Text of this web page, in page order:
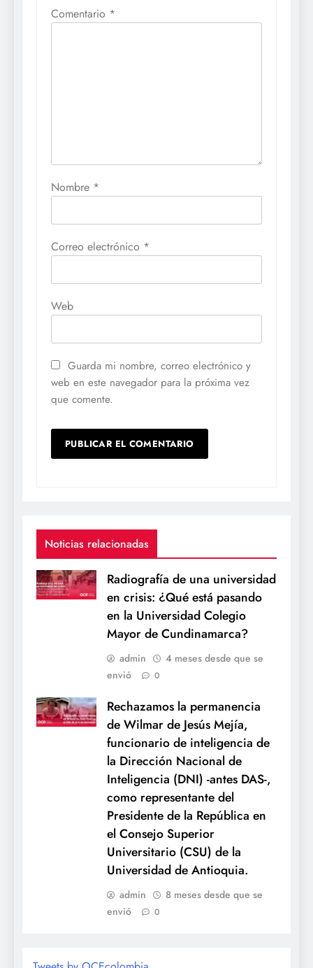
Comentario *
Nombre *
Correo electrónico *
Web
Guarda mi nombre, correo electrónico y
web en este navegador para la próxima vez
que comente.
Noticias relacionadas
Radiografía de una universidad
en crisis: ¿Qué está pasando
en la Universidad Colegio
Mayor de Cundinamarca?
admin
4 meses desde que se
envió
0
Rechazamos la permanencia
de Wilmar de Jesús Mejía,
funcionario de inteligencia de
la Dirección Nacional de
Inteligencia (DNI) -antes DAS-,
como representante del
Presidente de la República en
el Consejo Superior
Universitario (CSU) de la
Universidad de Antioquia.
admin
8 meses desde que se
envió
0